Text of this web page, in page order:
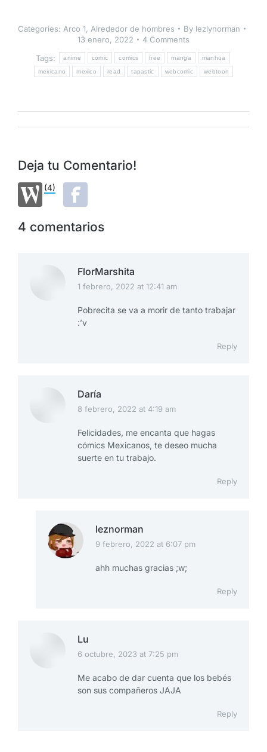
Categories: Arco 1, Alrededor de hombres By lezlynorman
13 enero, 2022
4 Comments
Tags:
anime comic comics free manga manhua
mexicano mexico read tapastic webcomic webtoon
Deja tu Comentario!
(4)
4 comentarios
FlorMarshita
says:
1 febrero, 2022 at 12:41 am
Pobrecita se va a morir de tanto trabajar
:’v
Reply
Daría
says:
8 febrero, 2022 at 4:19 am
Felicidades, me encanta que hagas
cómics Mexicanos, te deseo mucha
suerte en tu trabajo.
Reply
leznorman
says:
9 febrero, 2022 at 6:07 pm
ahh muchas gracias ;w;
Reply
Lu
says:
6 octubre, 2023 at 7:25 pm
Me acabo de dar cuenta que los bebés
son sus compañeros JAJA
Reply